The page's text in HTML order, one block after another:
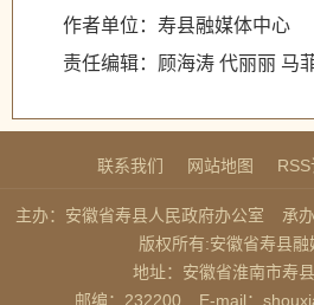
作者单位：寿县融媒体中心
责任编辑：顾海涛 代丽丽 马
联系我们 网站地图 RSS
主办：安徽省寿县人民政府办公室
承
版权所有:安徽省寿县融
地址：安徽省淮南市寿
邮编：232200
E-mail：